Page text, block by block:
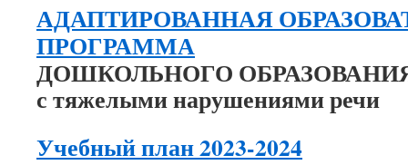
АДАПТИРОВАННАЯ
ПРОГРАММА
ДОШКОЛЬНОГО ОБРАЗОВАНИЯ
с тяжелыми нарушениями речи
Учебный план 2023-2024